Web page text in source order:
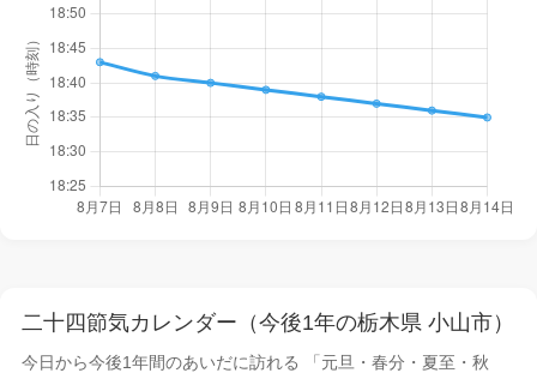
二十四節気カレンダー（今後1年の栃木県 小山市）
今日から今後1年間のあいだに訪れる 「元旦・春分・夏至・秋